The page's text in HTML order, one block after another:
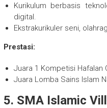
Kurikulum berbasis
digital.
Ekstrakurikuler seni,
Prestasi:
Juara 1 Kompetisi Hafalan
Juara Lomba Sains Islam
5. SMA Islamic